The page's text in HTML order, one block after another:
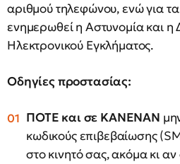
αριθμού τηλεφώνου, ενώ για τα
ενημερωθεί η Αστυνομία και η
Ηλεκτρονικού Εγκλήματος.
Οδηγίες προστασίας:
ΠΟΤΕ και σε ΚΑΝΕΝΑΝ
κωδικούς επιβεβαίωσης
στο κινητό σας, ακόμα κι αν